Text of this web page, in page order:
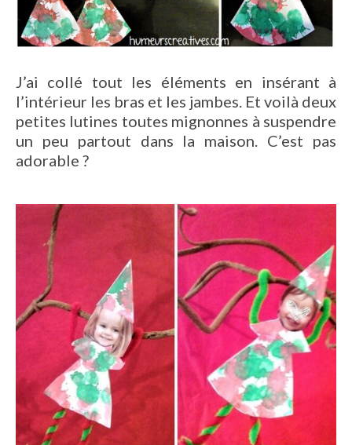
J’ai collé tout les éléments en insérant à
l’intérieur les bras et les jambes. Et voilà deux
petites lutines toutes mignonnes à suspendre
un peu partout dans la maison. C’est pas
adorable ?